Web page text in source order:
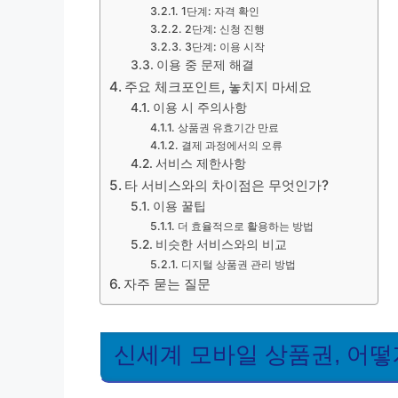
1단계: 자격 확인
2단계: 신청 진행
3단계: 이용 시작
이용 중 문제 해결
주요 체크포인트, 놓치지 마세요
이용 시 주의사항
상품권 유효기간 만료
결제 과정에서의 오류
서비스 제한사항
타 서비스와의 차이점은 무엇인가?
이용 꿀팁
더 효율적으로 활용하는 방법
비슷한 서비스와의 비교
디지털 상품권 관리 방법
자주 묻는 질문
신세계 모바일 상품권, 어